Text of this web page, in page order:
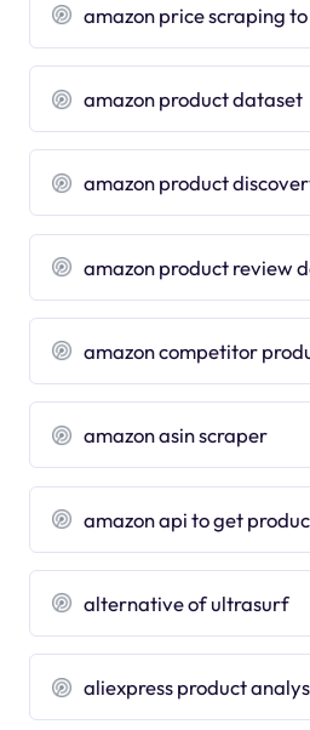
amazon price scraping to
amazon product dataset
amazon product
amazon product review
amazon competitor
amazon asin scraper
amazon api to get
alternative of ultrasurf
aliexpress product